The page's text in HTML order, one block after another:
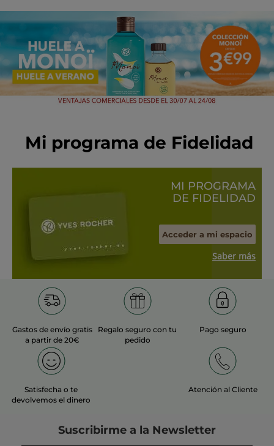
Mi programa de Fidelidad
MI PROGRAMA
DE FIDELIDAD
Acceder a mi espacio
Saber más
Gastos de envío gratis
a partir de 20€
Regalo seguro con tu
pedido
Pago seguro
Satisfecha o te
devolvemos el dinero
Atención al Cliente
Suscribirme a la Newsletter